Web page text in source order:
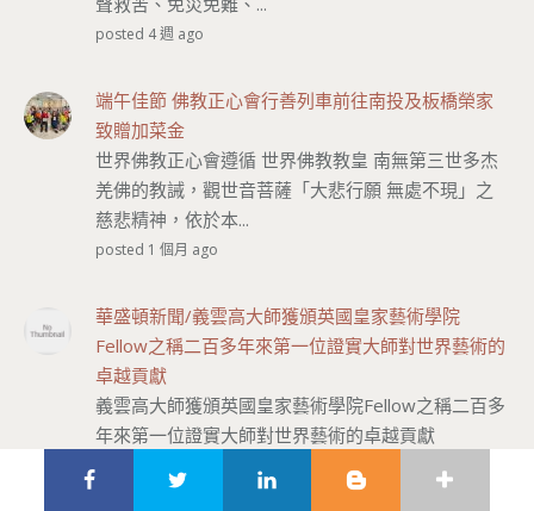
posted 4 週 ago
端午佳節 佛教正心會行善列車前往南投及板橋榮家
致贈加菜金
世界佛教正心會遵循 世界佛教教皇 南無第三世多杰
羌佛的教誡，觀世音菩薩「大悲行願 無處不現」之
慈悲精神，依於本...
posted 1 個月 ago
華盛頓新聞/義雲高大師獲頒英國皇家藝術學院
Fellow之稱二百多年來第一位證實大師對世界藝術的
卓越貢獻
義雲高大師獲頒英國皇家藝術學院Fellow之稱二百多
年來第一位證實大師對世界藝術的卓越貢獻